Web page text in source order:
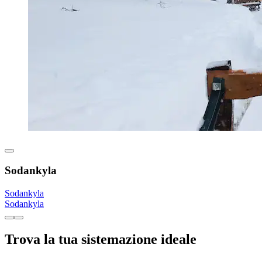
Sodankyla
Sodankyla
Sodankyla
Trova la tua sistemazione ideale